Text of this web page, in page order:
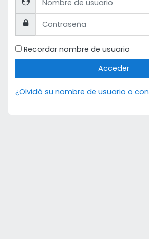
Contraseña
Recordar nombre de usuario
Acceder
¿Olvidó su nombre de usuario o